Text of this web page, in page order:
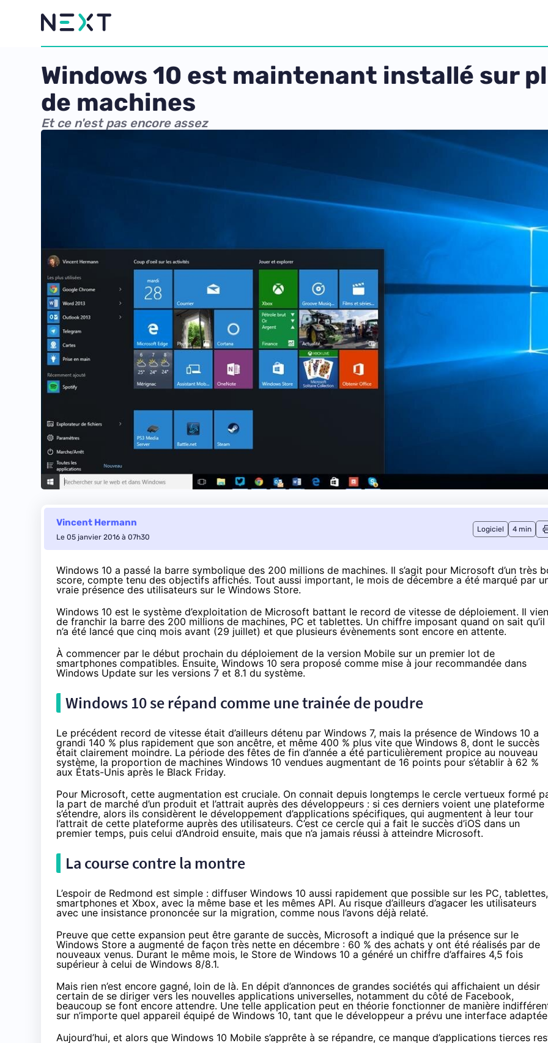
Windows 10 est maintenant installé sur
de machines
Et ce n'est pas encore assez
Vincent Hermann
Le 05 janvier 2016 à 07h30
Logiciel 4 min
Windows 10 a passé la barre symbolique des 200 millions de machines. Il s’agit pour Microsoft d’un très
score, compte tenu des objectifs affichés. Tout aussi important, le mois de décembre a été marqué par
vraie présence des utilisateurs sur le Windows Store.
Windows 10 est le système d’exploitation de Microsoft battant le record de vitesse de déploiement. Il
de franchir la barre des 200 millions de machines, PC et tablettes. Un chiffre imposant quand on sait qu’il
n’a été lancé que cinq mois avant (29 juillet) et que plusieurs évènements sont encore en attente.
À commencer par le début prochain du déploiement de la version Mobile sur un premier lot de
smartphones compatibles. Ensuite, Windows 10 sera proposé comme mise à jour recommandée dans
Windows Update sur les versions 7 et 8.1 du système.
Windows 10se répand comme une trainée de poudre
Le précédent record de vitesse était d’ailleurs détenu par Windows 7, mais la présence de Windows 10 a
grandi 140 % plus rapidement que son ancêtre, et même 400 % plus vite que Windows 8, dont le succès
était clairement moindre. La période des fêtes de fin d’année a été particulièrement propice au nouveau
système, la proportion de machines Windows 10 vendues augmentant de 16 points pour s’établir à 62 %
aux États-Unis après le Black Friday.
Pour Microsoft, cette augmentation est cruciale. On connait depuis longtemps le cercle vertueux formé
la part de marché d’un produit et l’attrait auprès des développeurs : si ces derniers voient une plateforme
s’étendre, alors ils considèrent le développement d’applications spécifiques, qui augmentent à leur tour
l’attrait de cette plateforme auprès des utilisateurs. C’est ce cercle qui a fait le succès d’iOS dans un
premier temps, puis celui d’Android ensuite, mais que n’a jamais réussi à atteindre Microsoft.
La course contre la montre
L’espoir de Redmond est simple : diffuser Windows 10 aussi rapidement que possible sur les PC, tablettes,
smartphones et Xbox, avec la même base et les mêmes API. Au risque d’ailleurs d’agacer les utilisateurs
avec une insistance prononcée sur la migration, comme nous l’avons déjà relaté.
Preuve que cette expansion peut être garante de succès, Microsoft a indiqué que la présence sur le
Windows Store a augmenté de façon très nette en décembre : 60 % des achats y ont été réalisés par de
nouveaux venus. Durant le même mois, le Store de Windows 10 a généré un chiffre d’affaires 4,5 fois
supérieur à celui de Windows 8/8.1.
Mais rien n’est encore gagné, loin de là. En dépit d’annonces de grandes sociétés qui affichaient un désir
certain de se diriger vers les nouvelles applications universelles, notamment du côté de Facebook,
beaucoup se font encore attendre. Une telle application peut en théorie fonctionner de manière
sur n’importe quel appareil équipé de Windows 10, tant que le développeur a prévu une interface
Aujourd’hui, et alors que Windows 10 Mobile s’apprête à se répandre, ce manque d’applications tierces